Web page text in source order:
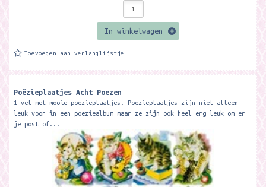
In winkelwagen
Toevoegen aan verlanglijstje
Poëzieplaatjes Acht Poezen
1 vel met mooie poezieplaatjes. Poezieplaatjes zijn niet alleen
leuk voor in een poeziealbum maar ze zijn ook heel erg leuk om er
je post of...